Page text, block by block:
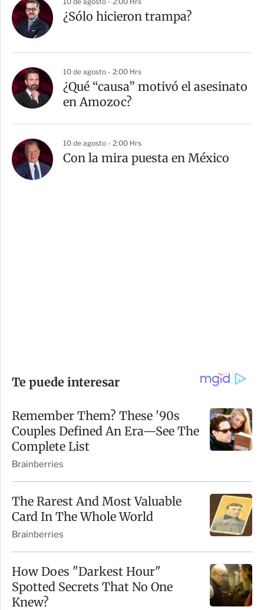
¿Sólo hicieron trampa?
10 de agosto - 2:00 Hrs
¿Qué “causa” motivó el asesinato
en Amozoc?
10 de agosto - 2:00 Hrs
Con la mira puesta en México